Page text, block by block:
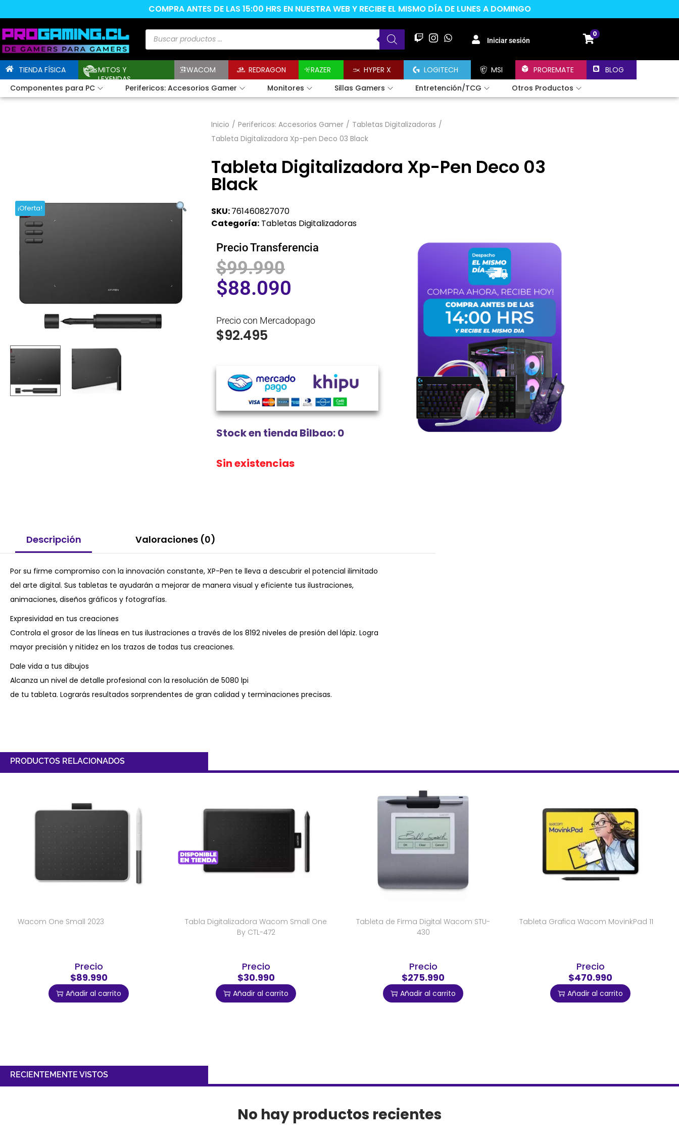
COMPRA ANTES DE LAS 15:00 HRS EN NUESTRA WEB Y RECIBE EL MISMO DÍA DE LUNES A DOMINGO
Iniciar sesión
0
TIENDA FÍSICA
MITOS Y
LEYENDAS
WACOM REDRAGON RAZER HYPER X LOGITECH MSI PROREMATE
BLOG
Componentes para PC
Perifericos: Accesorios Gamer Monitores Sillas Gamers Entretención/TCG Otros Productos
¡Oferta!
Inicio / Perifericos: Accesorios Gamer / Tabletas Digitalizadoras /
Tableta Digitalizadora Xp-pen Deco 03 Black
Tableta Digitalizadora Xp-Pen Deco 03
Black
SKU:761460827070
Categoría: Tabletas Digitalizadoras
Precio Transferencia
$99.990
$88.090
Precio con Mercadopago
$92.495
Stock en tienda Bilbao: 0
Sin existencias
Descripción Valoraciones (0)
Por su firme compromiso con la innovación constante, XP-Pen te lleva a descubrir el potencial ilimitado
del arte digital. Sus tabletas te ayudarán a mejorar de manera visual y eficiente tus ilustraciones,
animaciones, diseños gráficos y fotografías.
Expresividad en tus creaciones
Controla el grosor de las líneas en tus ilustraciones a través de los 8192 niveles de presión del lápiz. Logra
mayor precisión y nitidez en los trazos de todas tus creaciones.
Dale vida a tus dibujos
Alcanza un nivel de detalle profesional con la resolución de 5080 lpi
de tu tableta. Lograrás resultados sorprendentes de gran calidad y terminaciones precisas.
PRODUCTOS RELACIONADOS
Wacom One Small 2023
Precio
$89.990
Añadir al carrito
Tabla Digitalizadora Wacom Small One
By CTL-472
Precio
$30.990
Añadir al carrito
Tableta de Firma Digital Wacom STU-
430
Precio
$275.990
Añadir al carrito
Tableta Grafica Wacom MovinkPad 11
Precio
$470.990
Añadir al carrito
RECIENTEMENTE VISTOS
No hay productos recientes